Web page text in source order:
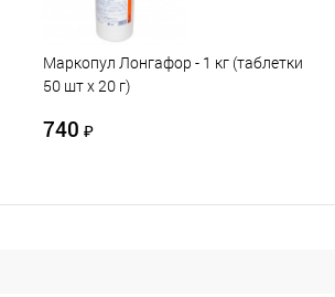
Маркопул Лонгафор - 1 кг (таблетки
50 шт х 20 г)
740 ₽